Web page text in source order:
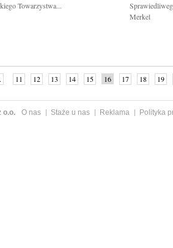
Towarzystwa...
Merkel
11 12 13 14 15 16 17 18
19
o.o. O nas Staże u nas Reklama
Polityka